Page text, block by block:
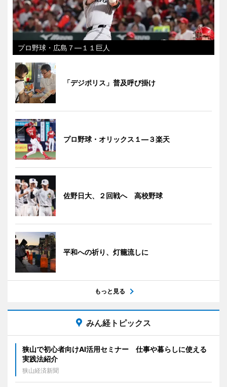
プロ野球・広島７―１１巨人
「デジポリス」普及呼び掛け
プロ野球・オリックス１―３楽天
佐野日大、２回戦へ 高校野球
平和への祈り、灯籠流しに
もっと見る
みん経トピックス
狭山で初心者向けAI活用セミナー 仕事や暮らしに使える
実践法紹介
狭山経済新聞